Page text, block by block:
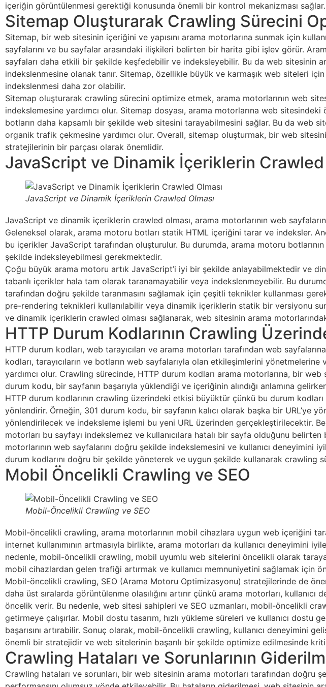
içeriğin görüntülenmesi gerektiği konusunda önemli bir kontrol mekanizması sağlar.
Sitemap Oluşturarak Crawling Sürecini
Sitemap, bir web sitesinin içeriğini ve yapısını arama motorlarına sunmak için
sayfalarını ve bu sayfalar arasındaki ilişkileri belirten bir harita gibi işlev görür.
sayfaları daha etkili bir şekilde keşfedebilir ve indeksleyebilir. Bu da web sitesinin
indekslenmesine olanak tanır. Sitemap, özellikle büyük ve karmaşık web siteleri
indekslenmesi daha zor olabilir.
Sitemap oluşturarak crawling sürecini optimize etmek, arama motorlarının web
indekslemesine yardımcı olur. Sitemap dosyası, arama motorlarına web
botların daha kapsamlı bir şekilde web sitesini tarayabilmesini sağlar. Bu da web
organik trafik çekmesine yardımcı olur. Overall, sitemap oluşturmak, bir web
stratejilerinin bir parçası olarak önemlidir.
JavaScript ve Dinamik İçeriklerin Crawled
JavaScript ve Dinamik İçeriklerin Crawled Olması
JavaScript ve dinamik içeriklerin crawled olması, arama motorlarının web
Geleneksel olarak, arama motoru botları statik HTML içeriğini tarar ve indeksler.
bu içerikler JavaScript tarafından oluşturulur. Bu durumda, arama motoru
şekilde indeksleyebilmesi gerekmektedir.
Çoğu büyük arama motoru artık JavaScript’i iyi bir şekilde anlayabilmektedir ve
tabanlı içerikler hala tam olarak taranamayabilir veya indekslenmeyebilir. Bu
tarafından doğru şekilde taranmasını sağlamak için çeşitli teknikler kullanması
pre-rendering teknikleri kullanılabilir veya dinamik içeriklerin statik bir versiyonu
ve dinamik içeriklerin crawled olması sağlanarak, web sitesinin arama
HTTP Durum Kodlarının Crawling
HTTP durum kodları, web tarayıcıları ve arama motorları tarafından web
kodları, tarayıcıların ve botların web sayfalarıyla olan etkileşimlerini
yardımcı olur. Crawling sürecinde, HTTP durum kodları arama motorlarına, bir
durum kodu, bir sayfanın başarıyla yüklendiği ve içeriğinin alındığı anlamına
HTTP durum kodlarının crawling üzerindeki etkisi büyüktür çünkü bu durum
yönlendirir. Örneğin, 301 durum kodu, bir sayfanın kalıcı olarak başka bir URL’ye
yönlendirilecek ve indeksleme işlemi bu yeni URL üzerinden gerçekleştirilecektir.
motorları bu sayfayı indekslemez ve kullanıcılara hatalı bir sayfa olduğunu
motorlarının web sayfalarını doğru şekilde indekslemesini ve kullanıcı
durum kodlarını doğru bir şekilde yöneterek ve uygun şekilde kullanarak crawling
Mobil Öncelikli Crawling ve SEO
Mobil-Öncelikli Crawling ve SEO
Mobil-öncelikli crawling, arama motorlarının mobil cihazlara uygun web içeriğini
internet kullanımının artmasıyla birlikte, arama motorları da kullanıcı deneyimini
nedenle, mobil-öncelikli crawling, mobil uyumlu web sitelerini öncelikli olarak
mobil cihazlardan gelen trafiği artırmak ve kullanıcı memnuniyetini sağlamak için
Mobil-öncelikli crawling, SEO (Arama Motoru Optimizasyonu) stratejilerinde de
daha üst sıralarda görüntülenme olasılığını artırır çünkü arama motorları,
öncelik verir. Bu nedenle, web sitesi sahipleri ve SEO uzmanları, mobil-öncelikli
getirmeye çalışırlar. Mobil dostu tasarım, hızlı yükleme süreleri ve kullanıcı dostu
başarısını artırabilir. Sonuç olarak, mobil-öncelikli crawling, kullanıcı deneyimini
önemli bir stratejidir ve web sitelerinin başarılı bir şekilde optimize edilmesinde
Crawling Hataları ve Sorunlarının
Crawling hataları ve sorunları, bir web sitesinin arama motorları tarafından doğru